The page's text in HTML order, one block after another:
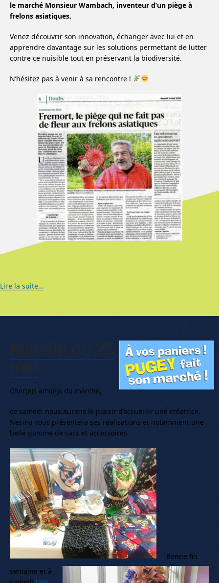
le marché Monsieur Wambach, inventeur d’un piège à
frelons asiatiques.
Venez découvrir son innovation, échanger avec lui et en
apprendre davantage sur les solutions permettant de lutter
contre ce nuisible tout en préservant la biodiversité.
N’hésitez pas à venir à sa rencontre !
Lire la suite…
Marché du 25
mai
Cher(e)s ami(e)s du marché,
ce samedi nous aurons le plaisir d’accueillir une créatrice.
Nesma vous présentera ses réalisations et notamment une
belle gamme de sacs et accessoires.
Bonne fin
semaine et à